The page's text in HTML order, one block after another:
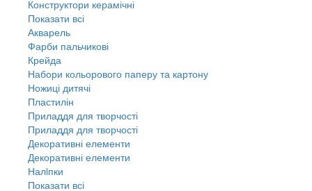
Конструктори керамічні
Показати всі
Акварель
Фарби пальчикові
Крейда
Набори кольорового паперу та картону
Ножиці дитячі
Пластилін
Приладдя для творчості
Приладдя для творчості
Декоративні елементи
Декоративні елементи
Налiпки
Показати всі